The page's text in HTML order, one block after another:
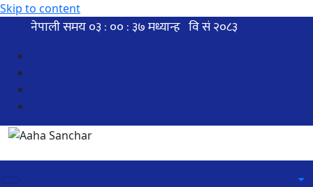
Skip to content